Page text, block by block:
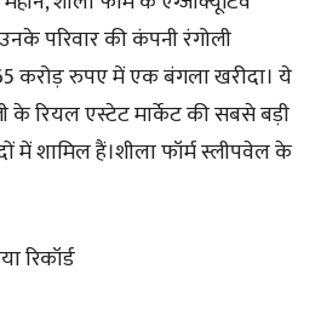
परिवार की कंपनी रंगोली
करोड़ रुपए में एक बंगला खरीदा। ये
के रियल एस्टेट मार्केट की सबसे बड़ी
में शामिल हैं।शीला फॉर्म स्लीपवेल के
रिकॉर्ड